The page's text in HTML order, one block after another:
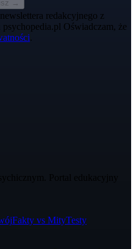
→
redakcyjnego z
Oświadczam, że
.
Fakty vs MityTesty